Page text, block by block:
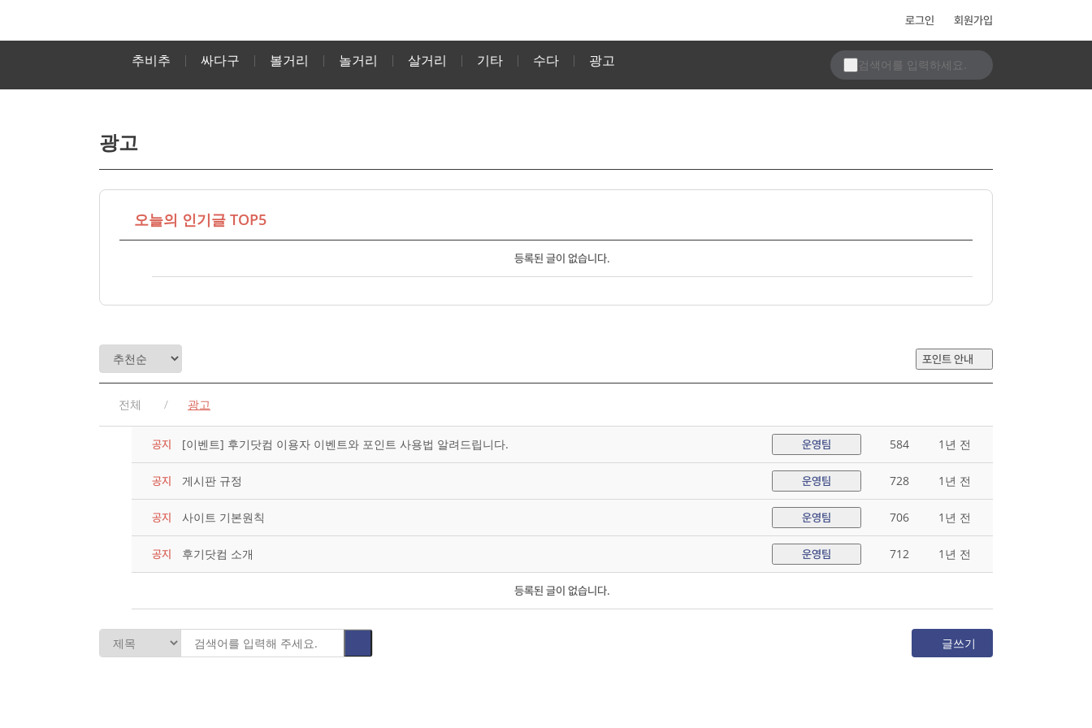
로그인 회원가입
추비추 싸다구 볼거리 놀거리 살거리 기타 수다 광고
광고
오늘의 인기글 TOP5
등록된 글이 없습니다.
포인트 안내
전체 광고
공지 [이벤트] 후기닷컴 이용자 이벤트와 포인트 사용법 알려드립니다. 운영팀 584 1년 전
공지 게시판 규정 운영팀 728 1년 전
공지 사이트 기본원칙 운영팀 706 1년 전
공지 후기닷컴 소개 운영팀 712 1년 전
등록된 글이 없습니다.
글쓰기